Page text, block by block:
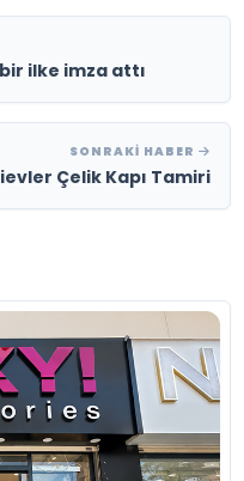
ilke imza attı
SONRAKI HABER
Çelik Kapı Tamiri